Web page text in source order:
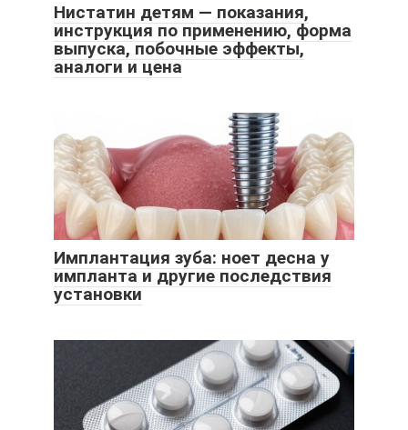
Нистатин детям — показания,
инструкция по применению, форма
выпуска, побочные эффекты,
аналоги и цена
Имплантация зуба: ноет десна у
импланта и другие последствия
установки